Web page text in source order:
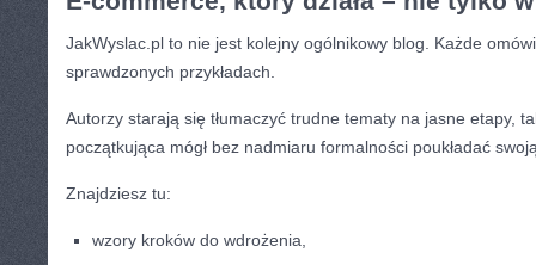
JakWyslac.pl to nie jest kolejny ogólnikowy blog. Każde
sprawdzonych przykładach.
Autorzy starają się tłumaczyć trudne tematy na jasne etapy,
początkująca mógł bez nadmiaru formalności poukładać
Znajdziesz tu:
wzory kroków do wdrożenia,